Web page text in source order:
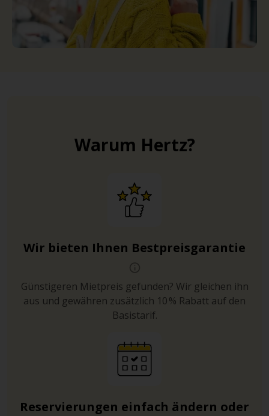
Warum Hertz?
Wir bieten Ihnen Bestpreisgarantie
Günstigeren Mietpreis gefunden? Wir gleichen ihn
aus und gewähren zusätzlich 10 % Rabatt auf den
Basistarif.
Reservierungen einfach ändern oder